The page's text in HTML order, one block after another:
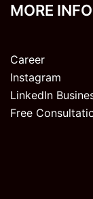
MORE INFO
Career
Instagram
LinkedIn
Free